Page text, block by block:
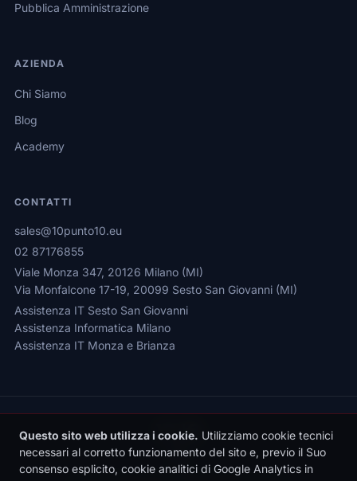
Pubblica Amministrazione
AZIENDA
Chi Siamo
Blog
Academy
CONTATTI
sales@10punto10.eu
02 87176855
Viale Monza 347, 20126 Milano (MI)
Via Monfalcone 17-19, 20099 Sesto San Giovanni (MI)
Assistenza IT Sesto San Giovanni
Assistenza Informatica Milano
Assistenza IT Monza e Brianza
Privacy Policy|Cookie Policy|Gestione Cookie
Questo sito web utilizza i cookie. Utilizziamo cookie tecnici
necessari al corretto funzionamento del sito e, previo il Suo
consenso esplicito, cookie analitici di Google Analytics in